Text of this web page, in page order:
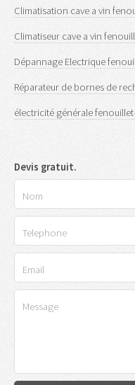
Climatisation cave a vin
Climatiseur cave a vin
Dépannage Electrique
Réparateur de bornes de
électricité générale
Devis gratuit.